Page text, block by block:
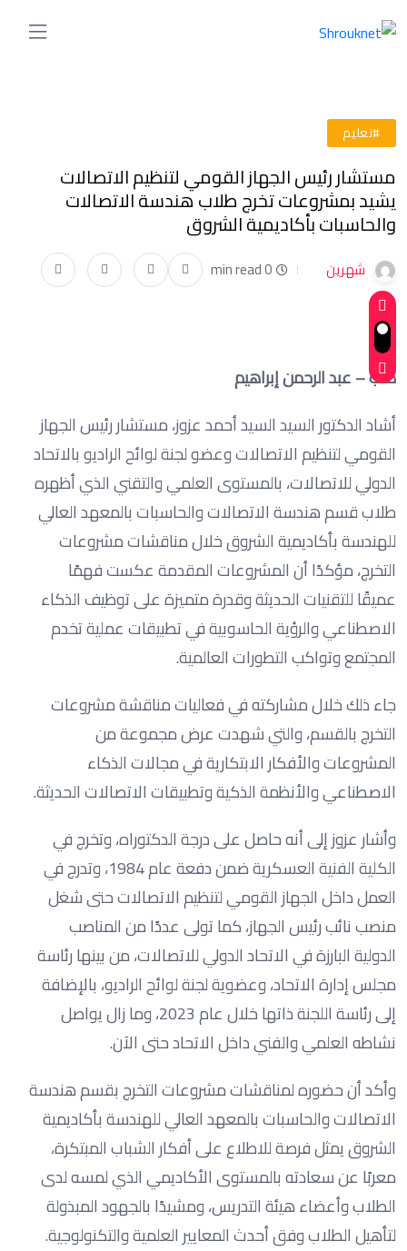
#تعليم
مستشار رئيس الجهاز القومي لتنظيم الاتصالات
يشيد بمشروعات تخرج طلاب هندسة الاتصالات
والحاسبات بأكاديمية الشروق
شهرين 0 min read
كتب – عبد الرحمن إبراهيم
أشاد الدكتور السيد السيد أحمد عزوز، مستشار رئيس الجهاز
القومي لتنظيم الاتصالات وعضو لجنة لوائح الراديو بالاتحاد
الدولي للاتصالات، بالمستوى العلمي والتقني الذي أظهره
طلاب قسم هندسة الاتصالات والحاسبات بالمعهد العالي
للهندسة بأكاديمية الشروق خلال مناقشات مشروعات
التخرج، مؤكدًا أن المشروعات المقدمة عكست فهمًا
عميقًا للتقنيات الحديثة وقدرة متميزة على توظيف الذكاء
الاصطناعي والرؤية الحاسوبية في تطبيقات عملية تخدم
المجتمع وتواكب التطورات العالمية.
جاء ذلك خلال مشاركته في فعاليات مناقشة مشروعات
التخرج بالقسم، والتي شهدت عرض مجموعة من
المشروعات والأفكار الابتكارية في مجالات الذكاء
الاصطناعي والأنظمة الذكية وتطبيقات الاتصالات الحديثة.
وأشار عزوز إلى أنه حاصل على درجة الدكتوراه، وتخرج في
الكلية الفنية العسكرية ضمن دفعة عام 1984، وتدرج في
العمل داخل الجهاز القومي لتنظيم الاتصالات حتى شغل
منصب نائب رئيس الجهاز، كما تولى عددًا من المناصب
الدولية البارزة في الاتحاد الدولي للاتصالات، من بينها رئاسة
مجلس إدارة الاتحاد، وعضوية لجنة لوائح الراديو، بالإضافة
إلى رئاسة اللجنة ذاتها خلال عام 2023، وما زال يواصل
نشاطه العلمي والفني داخل الاتحاد حتى الآن.
وأكد أن حضوره لمناقشات مشروعات التخرج بقسم هندسة
الاتصالات والحاسبات بالمعهد العالي للهندسة بأكاديمية
الشروق يمثل فرصة للاطلاع على أفكار الشباب المبتكرة،
معربًا عن سعادته بالمستوى الأكاديمي الذي لمسه لدى
الطلاب وأعضاء هيئة التدريس، ومشيدًا بالجهود المبذولة
لتأهيل الطلاب وفق أحدث المعايير العلمية والتكنولوجية.